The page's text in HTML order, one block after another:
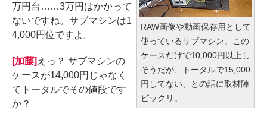
RAW画像や動画保存用として
使っているサブマシン。この
ケースだけで10,000円以上し
そうだが、トータルで15,000
円してない、との話に取材陣
ビックリ。
万円台……3万円はかかって
ないですね。サブマシンは1
4,000円位ですよ。
[加藤] えっ？ サブマシンの
ケースが14,000円じゃなく
てトータルでその値段です
か？